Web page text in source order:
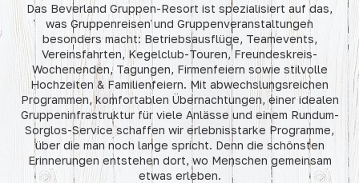
Das Beverland Gruppen-Resort ist spezialisiert auf das,
was Gruppenreisen und Gruppenveranstaltungen
besonders macht: Betriebsausflüge, Teamevents,
Vereinsfahrten, Kegelclub-Touren, Freundeskreis-
Wochenenden, Tagungen, Firmenfeiern sowie stilvolle
Hochzeiten & Familienfeiern. Mit abwechslungsreichen
Programmen, komfortablen Übernachtungen, einer idealen
Gruppeninfrastruktur für viele Anlässe und einem Rundum-
Sorglos-Service schaffen wir erlebnisstarke Programme,
über die man noch lange spricht. Denn die schönsten
Erinnerungen entstehen dort, wo Menschen gemeinsam
etwas erleben.